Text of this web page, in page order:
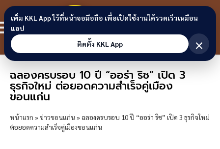
Skip to content
ขอนแก่น
ลิงก์
ฉลองครบรอบ 10 ปี “ออร่า ริช” เปิด 3
ธุรกิจใหม่ ต่อยอดความสำเร็จคู่เมือง
ขอนแก่น
หน้าแรก »ข่าวขอนแก่น» ฉลองครบรอบ 10 ปี “ออร่า ริช” เปิด 3 ธุรกิจใหม่
ต่อยอดความสำเร็จคู่เมืองขอนแก่น
เพิ่ม KKL App ไว้ที่หน้าจอมือถือ เพื่อเปิดใช้งานได้รวดเร็วเหมือน
แอป
ติดตั้ง KKL App
×